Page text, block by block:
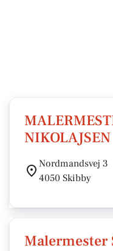
NIKOLAJSEN
Nordmandsvej 3
4050 Skibby
Malermester